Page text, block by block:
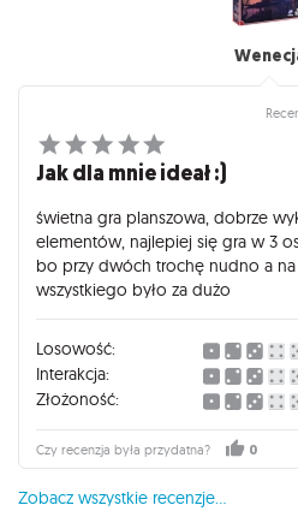
Jak dla mnie ideał :)
świetna gra planszowa, dobrze
elementów, najlepiej się gra w 3
bo przy dwóch trochę nudno a
wszystkiego było za dużo
Losowość:
Interakcja:
Złożoność:
Czy recenzja była przydatna? 0
Zobacz wszystkie recenzje...